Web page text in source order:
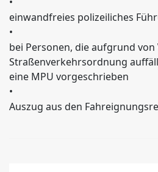
einwandfreies polizeiliches
•
bei Personen, die aufgrund
Straßenverkehrsordnung
eine MPU vorgeschrieben
•
Auszug aus den
BERUFSBERATUNG
EXISTENZGRÜNDUNG
SPRACHEN